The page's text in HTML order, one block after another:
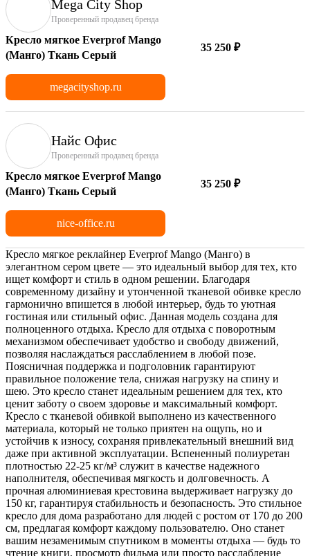
Mega City Shop
Проверенный продавец бренда
Кресло мягкое Everprof Mango
(Манго) Ткань Серый
35 250 ₽
megacityshop.ru
Найс Офис
Проверенный продавец бренда
Кресло мягкое Everprof Mango
(Манго) Ткань Серый
35 250 ₽
nice-office.ru
Кресло мягкое реклайнер Everprof Mango (Манго) в
элегантном сером цвете — это идеальный выбор для тех, кто
ищет комфорт и стиль в одном решении. Благодаря
современному дизайну и утонченной тканевой обивке кресло
гармонично впишется в любой интерьер, будь то уютная
гостиная или стильный офис. Данная модель создана для
полноценного отдыха. Кресло для отдыха с поворотным
механизмом обеспечивает удобство и свободу движений,
позволяя наслаждаться расслаблением в любой позе.
Поясничная поддержка и подголовник гарантируют
правильное положение тела, снижая нагрузку на спину и
шею. Это кресло станет идеальным решением для тех, кто
ценит заботу о своем здоровье и максимальный комфорт.
Кресло с тканевой обивкой выполнено из качественного
материала, который не только приятен на ощупь, но и
устойчив к износу, сохраняя привлекательный внешний вид
даже при активной эксплуатации. Вспененный полиуретан
плотностью 22-25 кг/м³ служит в качестве надежного
наполнителя, обеспечивая мягкость и долговечность. А
прочная алюминиевая крестовина выдерживает нагрузку до
150 кг, гарантируя стабильность и безопасность. Это стильное
кресло для дома разработано для людей с ростом от 170 до 200
см, предлагая комфорт каждому пользователю. Оно станет
вашим незаменимым спутником в моменты отдыха — будь то
чтение книги, просмотр фильма или просто расслабление